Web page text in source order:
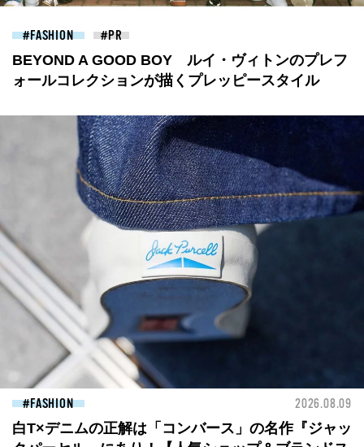
FASHION
BEYOND A GOOD BOY ルイ・ヴィトンのプレフ
ォールコレクションが描くプレッピースタイル
FASHION 2026.08.09
白T×デニムの正解は「コンバース」の名作『ジャッ